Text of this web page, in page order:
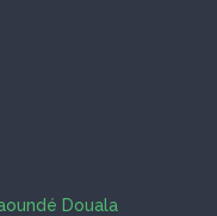
Douala